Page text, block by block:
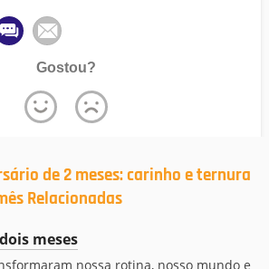
Gostou?
de 2 meses: carinho e ternura
Relacionadas
meses
nossa rotina, nosso mundo e